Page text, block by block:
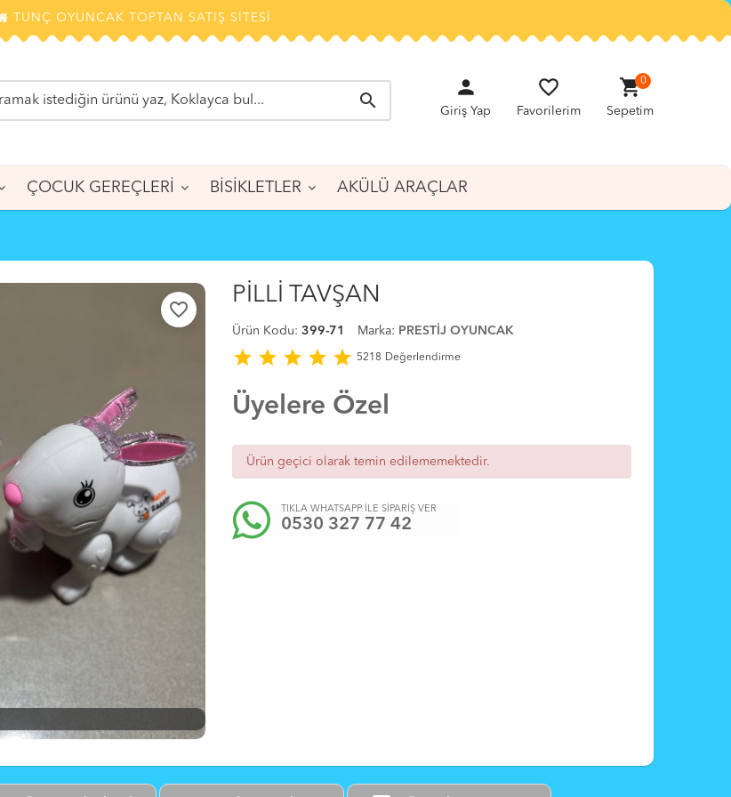
TUNÇ OYUNCAK TOPTAN SATIŞ SİTESİ
search
person
Giriş Yap
favorite_border
Favorilerim
shopping_cart
Sepetim
0
ÇOCUK GEREÇLERİ BİSİKLETLER AKÜLÜ ARAÇLAR
favorite_border
PİLLİ TAVŞAN
Ürün Kodu: 399-71 Marka: PRESTİJ OYUNCAK
star star star star star 5218 Değerlendirme
Üyelere Özel
Ürün geçici olarak temin edilememektedir.
TIKLA WHATSAPP İLE SİPARİŞ VER
0530 327 77 42